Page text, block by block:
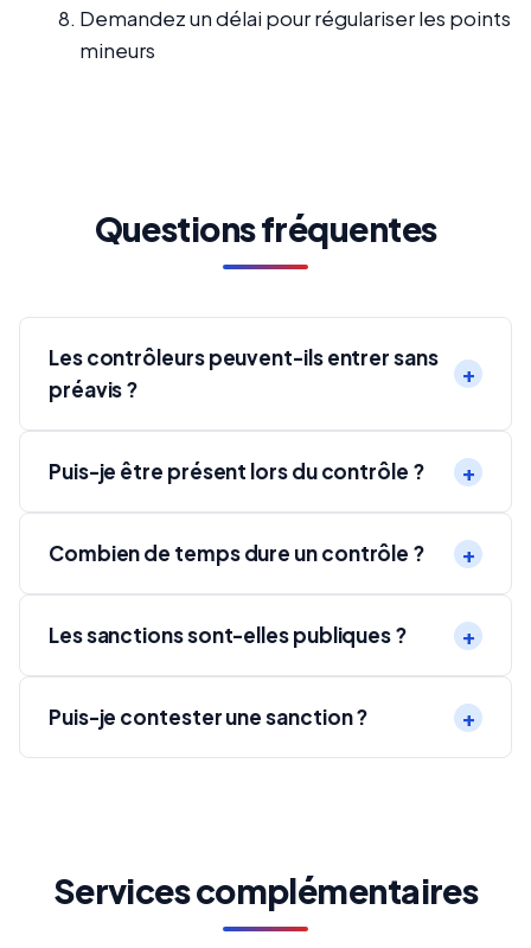
Demandez un délai pour régulariser les points
mineurs
Questions fréquentes
Les contrôleurs peuvent-ils entrer sans
préavis ?
Puis-je être présent lors du contrôle ?
Combien de temps dure un contrôle ?
Les sanctions sont-elles publiques ?
Puis-je contester une sanction ?
Services complémentaires